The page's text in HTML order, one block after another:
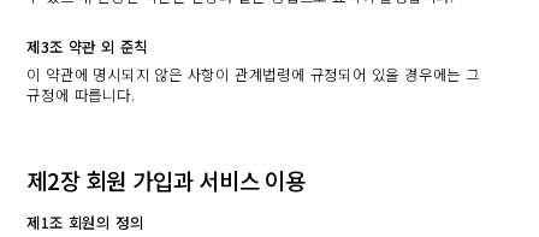
제3조 약관 외 준칙
이 약관에 명시되지 않은 사항이 관계법령에 규정되어 있을 경우에는 그
규정에 따릅니다.
제2장 회원 가입과 서비스 이용
제1조 회원의 정의